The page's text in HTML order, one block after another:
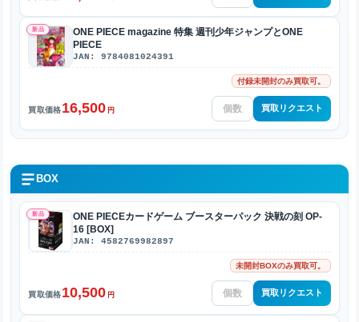
新品
ONE PIECE magazine 特集 週刊少年ジャンプとONE
PIECE
JAN: 9784081024391
付録未開封のみ買取可。
買取価格16,500 円 買取リクエスト
BOX
新品
ONE PIECEカードゲーム ブースターパック 決戦の刻 OP-
16 [BOX]
JAN: 4582769982897
未開封BOXのみ買取可。
買取価格10,500 円 買取リクエスト